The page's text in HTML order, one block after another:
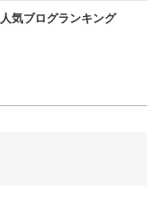
人気ブログランキング